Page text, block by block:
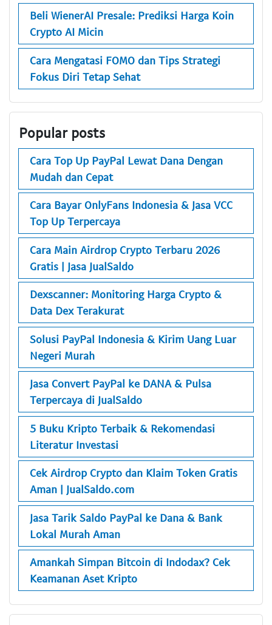
Beli WienerAI Presale: Prediksi Harga Koin
Crypto AI Micin
Cara Mengatasi FOMO dan Tips Strategi
Fokus Diri Tetap Sehat
Popular posts
Cara Top Up PayPal Lewat Dana Dengan
Mudah dan Cepat
Cara Bayar OnlyFans Indonesia & Jasa VCC
Top Up Terpercaya
Cara Main Airdrop Crypto Terbaru 2026
Gratis | Jasa JualSaldo
Dexscanner: Monitoring Harga Crypto &
Data Dex Terakurat
Solusi PayPal Indonesia & Kirim Uang Luar
Negeri Murah
Jasa Convert PayPal ke DANA & Pulsa
Terpercaya di JualSaldo
5 Buku Kripto Terbaik & Rekomendasi
Literatur Investasi
Cek Airdrop Crypto dan Klaim Token Gratis
Aman | JualSaldo.com
Jasa Tarik Saldo PayPal ke Dana & Bank
Lokal Murah Aman
Amankah Simpan Bitcoin di Indodax? Cek
Keamanan Aset Kripto